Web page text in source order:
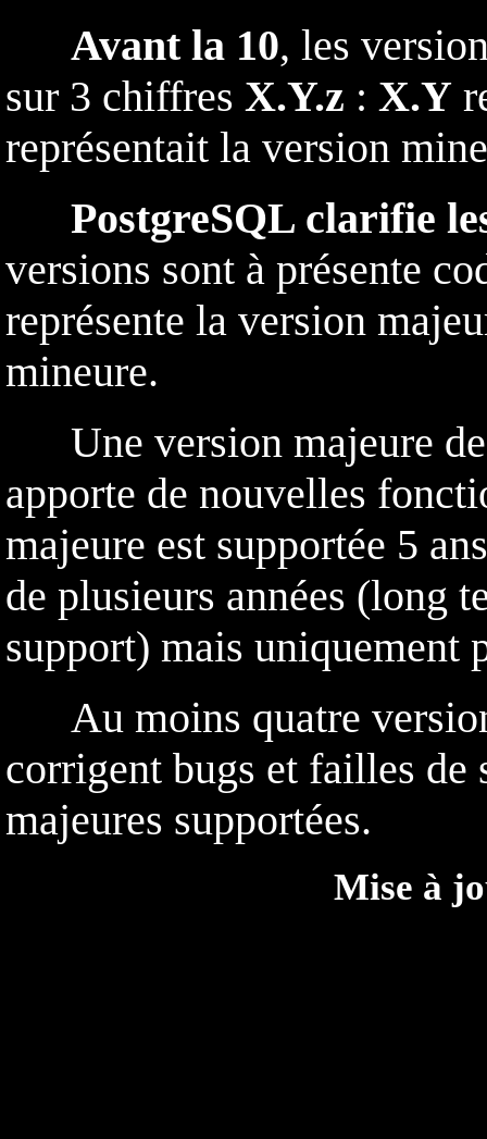
Avant la 10, les
sur 3 chiffres X.Y.z : X.Y
représentait la version
PostgreSQL clarifie
versions sont à présente
représente la version
mineure.
Une version majeure de
apporte de nouvelles
majeure est supportée 5
de plusieurs années (long
support) mais uniquement
Au moins quatre
corrigent bugs et failles de
majeures supportées.
Mise à